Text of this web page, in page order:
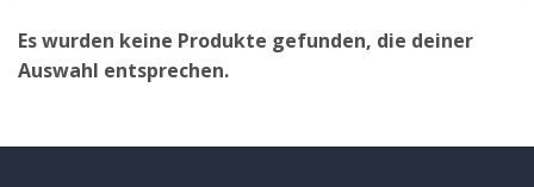
Es wurden keine Produkte gefunden, die deiner
Auswahl entsprechen.